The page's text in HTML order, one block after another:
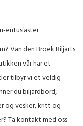
entusiaster
Van den Broek Biljarts
vår har et
tilbyr vi et veldig
du biljardbord,
og vesker, kritt og
Ta kontakt med oss